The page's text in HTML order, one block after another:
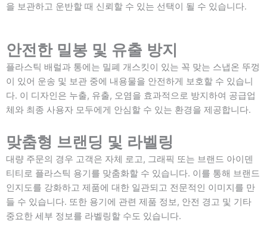
을 보관하고 운반할 때 신뢰할 수 있는 선택이 될 수 있습니다.
안전한 밀봉 및 유출 방지
플라스틱 배럴과 통에는 밀폐 개스킷이 있는 꼭 맞는 스냅온 뚜껑
이 있어 운송 및 보관 중에 내용물을 안전하게 보호할 수 있습니
다. 이 디자인은 누출, 유출, 오염을 효과적으로 방지하여 공급업
체와 최종 사용자 모두에게 안심할 수 있는 환경을 제공합니다.
맞춤형 브랜딩 및 라벨링
대량 주문의 경우 고객은 자체 로고, 그래픽 또는 브랜드 아이덴
티티로 플라스틱 용기를 맞춤화할 수 있습니다. 이를 통해 브랜드
인지도를 강화하고 제품에 대한 일관되고 전문적인 이미지를 만
들 수 있습니다. 또한 용기에 관련 제품 정보, 안전 경고 및 기타
중요한 세부 정보를 라벨링할 수도 있습니다.